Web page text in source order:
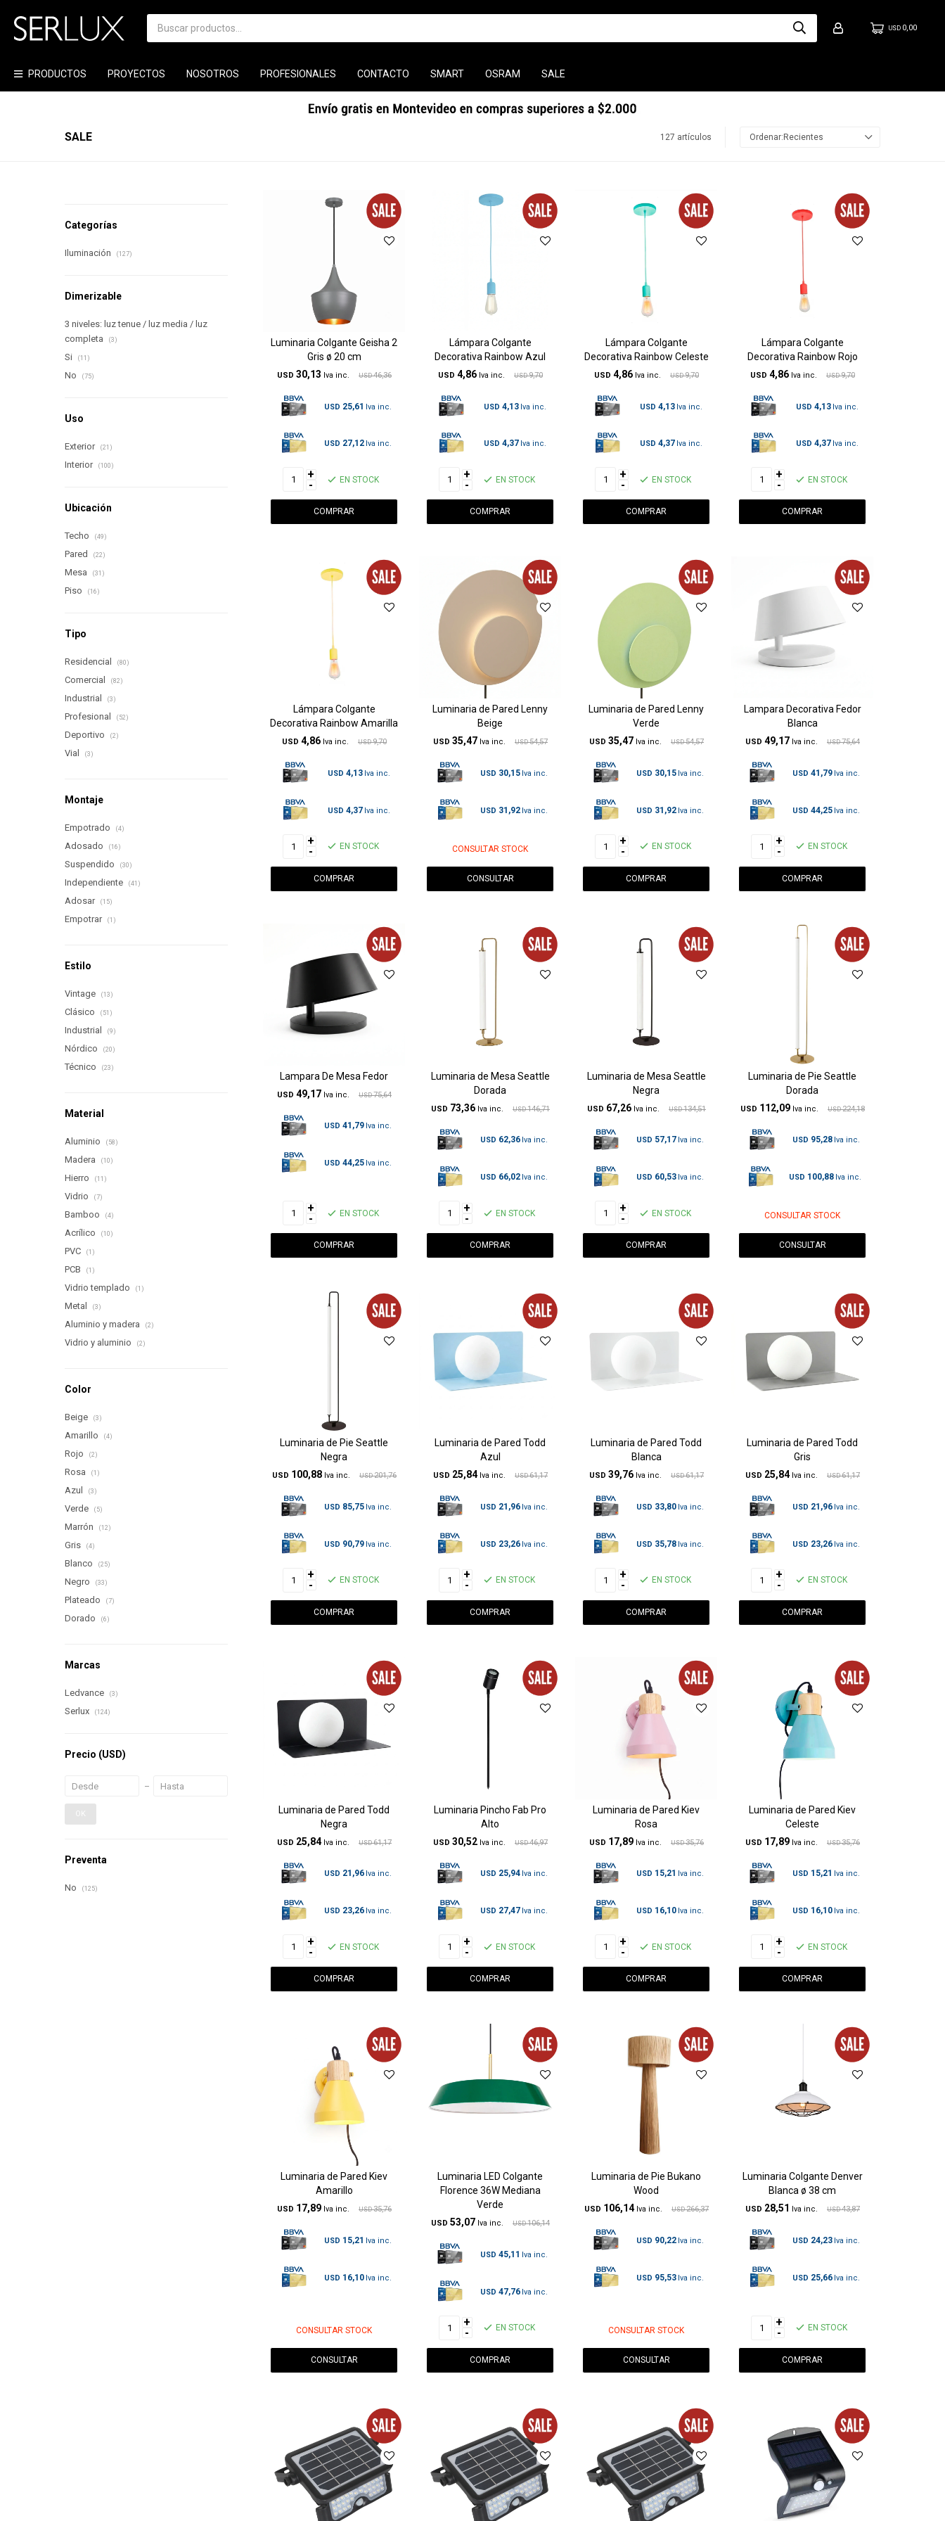
PRODUCTOS PROYECTOS NOSOTROS PROFESIONALES CONTACTO SMART OSRAM SALE
USD 0,00
SALE 127 artículos Recientes
Luminaria Colgante Geisha 2
Gris ø 20 cm
USD 30,13 USD 46,36
USD 25,61
USD 27,12
+
- EN STOCK
Lámpara Colgante
Decorativa Rainbow Azul
USD 4,86 USD 9,70
USD 4,13
USD 4,37
+
- EN STOCK
Lámpara Colgante
Decorativa Rainbow Celeste
USD 4,86 USD 9,70
USD 4,13
USD 4,37
+
- EN STOCK
Lámpara Colgante
Decorativa Rainbow Rojo
USD 4,86 USD 9,70
USD 4,13
USD 4,37
+
- EN STOCK
Lámpara Colgante
Decorativa Rainbow Amarilla
USD 4,86 USD 9,70
USD 4,13
USD 4,37
+
- EN STOCK
Luminaria de Pared Lenny
Beige
USD 35,47 USD 54,57
USD 30,15
USD 31,92
CONSULTAR STOCK
CONSULTAR
Luminaria de Pared Lenny
Verde
USD 35,47 USD 54,57
USD 30,15
USD 31,92
+
- EN STOCK
Lampara Decorativa Fedor
Blanca
USD 49,17 USD 75,64
USD 41,79
USD 44,25
+
- EN STOCK
Lampara De Mesa Fedor
USD 49,17 USD 75,64
USD 41,79
USD 44,25
+
- EN STOCK
Luminaria de Mesa Seattle
Dorada
USD 73,36 USD 146,71
USD 62,36
USD 66,02
+
- EN STOCK
Luminaria de Mesa Seattle
Negra
USD 67,26 USD 134,51
USD 57,17
USD 60,53
+
- EN STOCK
Luminaria de Pie Seattle
Dorada
USD 112,09 USD 224,18
USD 95,28
USD 100,88
CONSULTAR STOCK
CONSULTAR
Luminaria de Pie Seattle
Negra
USD 100,88 USD 201,76
USD 85,75
USD 90,79
+
- EN STOCK
Luminaria de Pared Todd
Azul
USD 25,84 USD 61,17
USD 21,96
USD 23,26
+
- EN STOCK
Luminaria de Pared Todd
Blanca
USD 39,76 USD 61,17
USD 33,80
USD 35,78
+
- EN STOCK
Luminaria de Pared Todd
Gris
USD 25,84 USD 61,17
USD 21,96
USD 23,26
+
- EN STOCK
Luminaria de Pared Todd
Negra
USD 25,84 USD 61,17
USD 21,96
USD 23,26
+
- EN STOCK
Luminaria Pincho Fab Pro
Alto
USD 30,52 USD 46,97
USD 25,94
USD 27,47
+
- EN STOCK
Luminaria de Pared Kiev
Rosa
USD 17,89 USD 35,76
USD 15,21
USD 16,10
+
- EN STOCK
Luminaria de Pared Kiev
Celeste
USD 17,89 USD 35,76
USD 15,21
USD 16,10
+
- EN STOCK
Luminaria de Pared Kiev
Amarillo
USD 17,89 USD 35,76
USD 15,21
USD 16,10
CONSULTAR STOCK
CONSULTAR
Luminaria LED Colgante
Florence 36W Mediana
Verde
USD 53,07 USD 106,14
USD 45,11
USD 47,76
+
- EN STOCK
Luminaria de Pie Bukano
Wood
USD 106,14 USD 266,37
USD 90,22
USD 95,53
CONSULTAR STOCK
CONSULTAR
Luminaria Colgante Denver
Blanca ø 38 cm
USD 28,51 USD 43,87
USD 24,23
USD 25,66
+
- EN STOCK
Categorías
Iluminación (127)
Uso
Exterior (21)
Interior (100)
Ubicación
Techo (49)
Pared (22)
Mesa (31)
Piso (16)
Tipo
Residencial (80)
Comercial (82)
Industrial (3)
Profesional (52)
Deportivo (2)
Vial (3)
Montaje
Empotrado (4)
Adosado (16)
Suspendido (30)
Independiente (41)
Adosar (15)
Empotrar (1)
Estilo
Vintage (13)
Clásico (51)
Industrial (9)
Nórdico (20)
Técnico (23)
Material
Aluminio (58)
Madera (10)
Hierro (11)
Vidrio (7)
Bamboo (4)
Acrílico (10)
PVC (1)
PCB (1)
Vidrio templado (1)
Metal (3)
Aluminio y madera (2)
Vidrio y aluminio (2)
Color
Beige (3)
Amarillo (4)
Rojo (2)
Rosa (1)
Azul (3)
Verde (5)
Marrón (12)
Gris (4)
Blanco (25)
Negro (33)
Plateado (7)
Dorado (6)
Marcas
Ledvance (3)
Serlux (124)
Precio (USD)
OK
Preventa
No (125)
Dimerizable
3 niveles: luz tenue / luz media / luz
completa
(3)
Si (11)
No (75)